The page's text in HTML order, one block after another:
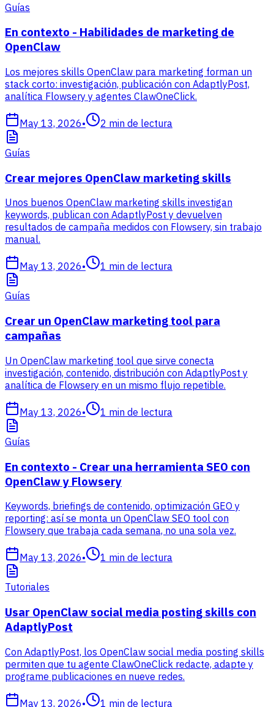
Guías
En contexto - Habilidades de marketing de
OpenClaw
Los mejores skills OpenClaw para marketing forman un
stack corto: investigación, publicación con AdaptlyPost,
analítica Flowsery y agentes ClawOneClick.
May 13, 2026• 2 min de lectura
Guías
Crear mejores OpenClaw marketing skills
Unos buenos OpenClaw marketing skills investigan
keywords, publican con AdaptlyPost y devuelven
resultados de campaña medidos con Flowsery, sin trabajo
manual.
May 13, 2026• 1 min de lectura
Guías
Crear un OpenClaw marketing tool para
campañas
Un OpenClaw marketing tool que sirve conecta
investigación, contenido, distribución con AdaptlyPost y
analítica de Flowsery en un mismo flujo repetible.
May 13, 2026• 1 min de lectura
Guías
En contexto - Crear una herramienta SEO con
OpenClaw y Flowsery
Keywords, briefings de contenido, optimización GEO y
reporting: así se monta un OpenClaw SEO tool con
Flowsery que trabaja cada semana, no una sola vez.
May 13, 2026• 1 min de lectura
Tutoriales
Usar OpenClaw social media posting skills con
AdaptlyPost
Con AdaptlyPost, los OpenClaw social media posting skills
permiten que tu agente ClawOneClick redacte, adapte y
programe publicaciones en nueve redes.
May 13, 2026• 1 min de lectura